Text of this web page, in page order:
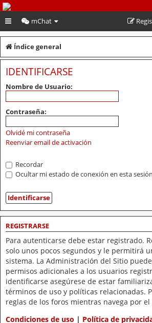
PeruVoley.com
mChat
Índice general
IDENTIFICARSE
Nombre de Usuario:
Contraseña:
Olvidé mi contraseña
Reenviar email de activación
Recordar
Ocultar mi estado de conexión en esta sesión
REGISTRARSE
Para autenticarse debe estar registrado.
solo unos pocos segundos y le permitirá
sistema. La Administración del Sitio
permisos adicionales a los usuarios
identificarse asegúrese de estar
términos de uso y políticas relacionadas.
reglas de los foros mientras navega por el
Condiciones de uso | Política de